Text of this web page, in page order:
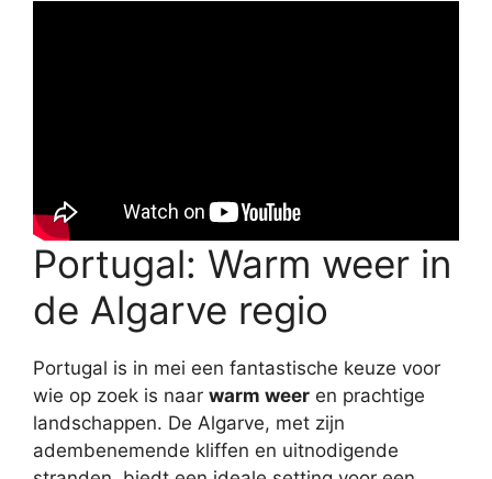
Portugal: Warm weer in
de Algarve regio
Portugal is in mei een fantastische keuze voor
wie op zoek is naar warm weer en prachtige
landschappen. De Algarve, met zijn
adembenemende kliffen en uitnodigende